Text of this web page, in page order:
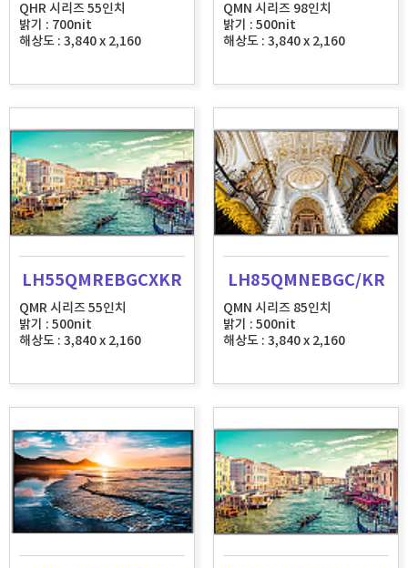
QHR 시리즈 55인치
밝기 : 700nit
해상도 : 3,840 x 2,160
QMN 시리즈 98인치
밝기 : 500nit
해상도 : 3,840 x 2,160
LH55QMREBGCXKR
QMR 시리즈 55인치
밝기 : 500nit
해상도 : 3,840 x 2,160
LH85QMNEBGC/KR
QMN 시리즈 85인치
밝기 : 500nit
해상도 : 3,840 x 2,160